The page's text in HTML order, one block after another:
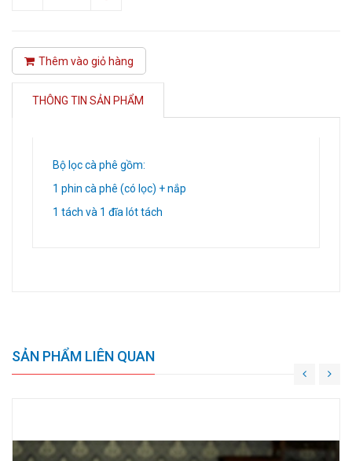
Thêm vào giỏ hàng
THÔNG TIN SẢN PHẨM
Bộ lọc cà phê gồm:
1 phin cà phê (có lọc) + nắp
1 tách và 1 đĩa lót tách
SẢN PHẨM LIÊN QUAN